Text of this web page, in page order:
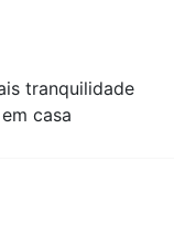
tranquilidade
casa